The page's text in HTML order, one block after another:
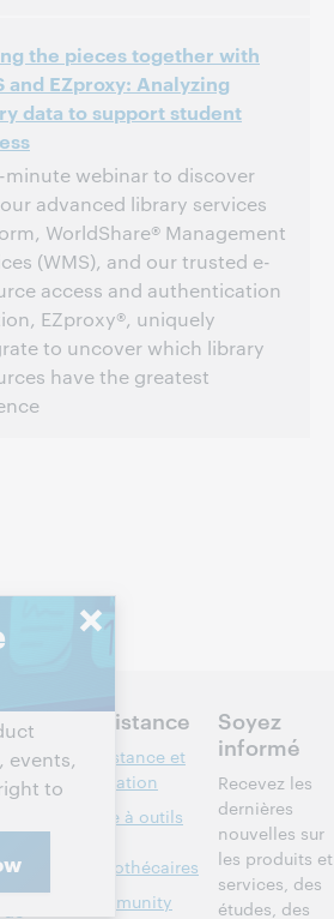
America [UTC -4]
événement est terminé.Afficher les
the pieces together with
and EZproxy: Analyzing
data to support student
minute webinar to discover
advanced library services
WorldShare® Management
(WMS), and our trusted e-
access and authentication
EZproxy®, uniquely
to uncover which library
have the greatest
events,
to
et
Assistance
Assistance et
formation
Boîte à outils
bibliothécaires
Community
Soyez
informé
Recevez les
dernières
nouvelles sur
les produits et
services, des
études, des